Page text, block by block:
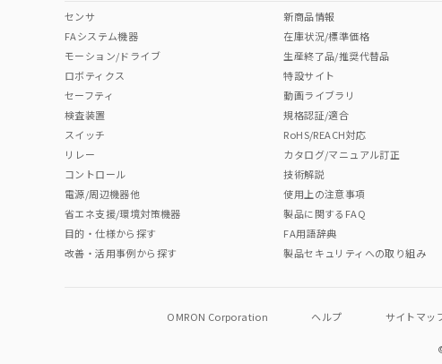
中国 RoHS表
Pb Hg Cr(VI)
"対応済み"や非含有の記載がされた商品であっても、流通在庫等
非含有品が必要な際は、弊社営業部門もしくは販売店へお問い合わ
センサ
FAシステム機器
モーション/ドライブ
ロボティクス
セーフティ
検査装置
スイッチ
リレー
コントロール
電源/周辺機器他
省エネ支援/環境対策機器
目的・仕様から探す
改善・活用事例から探す
新商品情報
在庫状況/標準価格
生産終了品/推奨代替品
特設サイト
動画ライブラリ
規格認証/適合
RoHS/REACH対応
カタログ/マニュアル訂正
技術解説
使用上の注意事項
製品に関するFAQ
FA用語辞典
製品セキュリティへの取り組み
OMRON Corporation ヘルプ サイトマッ